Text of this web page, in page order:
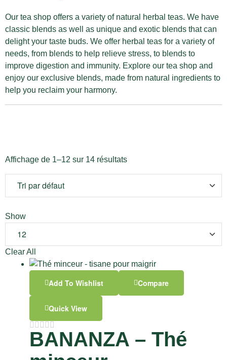
Our tea shop offers a variety of natural herbal teas. We have
classic blends as well as unique and exotic blends that can
delight your taste buds. We offer herbal teas for a variety of
needs, from blends to help relieve stress, to blends to
improve digestion and immunity. Explore our tea shop and
enjoy our exclusive blends, made from natural ingredients to
help you reclaim your harmony.
Affichage de 1–12 sur 14 résultats
Show
Clear All
Add To Wishlist Compare
Quick View
BANANZA – Thé